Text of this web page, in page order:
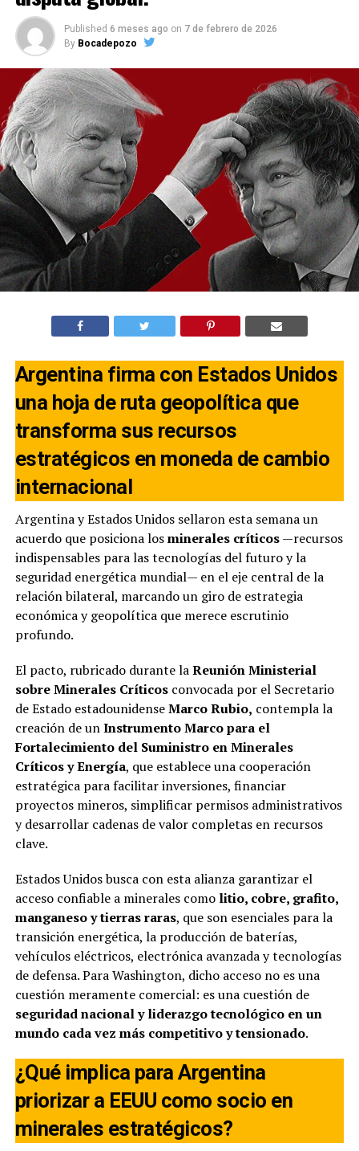
Published 6 meses ago on 7 de febrero de 2026
By Bocadepozo
Argentina firma con Estados Unidos
una hoja de ruta geopolítica que
transforma sus recursos
estratégicos en moneda de cambio
internacional
Argentina y Estados Unidos sellaron esta semana un
acuerdo que posiciona losminerales críticos—recursos
indispensables para las tecnologías del futuro y la
seguridad energética mundial— en el eje central de la
relación bilateral, marcando un giro de estrategia
económica y geopolítica que merece escrutinio
profundo.
El pacto, rubricado durante laReunión Ministerial
sobre Minerales Críticosconvocada por el Secretario
de Estado estadounidenseMarco Rubio, contempla la
creación de unInstrumento Marco para el
Fortalecimiento del Suministro en Minerales
Críticos y Energía, que establece una cooperación
estratégica para facilitar inversiones, financiar
proyectos mineros, simplificar permisos administrativos
y desarrollar cadenas de valor completas en recursos
clave.
Estados Unidos busca con esta alianza garantizar el
acceso confiable a minerales como litio, cobre, grafito,
manganeso y tierras raras, que son esenciales para la
transición energética, la producción de baterías,
vehículos eléctricos, electrónica avanzada y tecnologías
de defensa. Para Washington, dicho acceso no es una
cuestión meramente comercial: es una cuestión de
seguridad nacional y liderazgo tecnológico en un
mundo cada vez más competitivo y tensionado.
¿Qué implica para Argentina
priorizar a EEUU como socio en
minerales estratégicos?